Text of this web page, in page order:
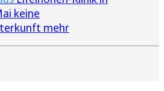
keine
mehr